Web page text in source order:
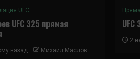
UFC
UFC 325 прямая
назад Михаил Маслов
2